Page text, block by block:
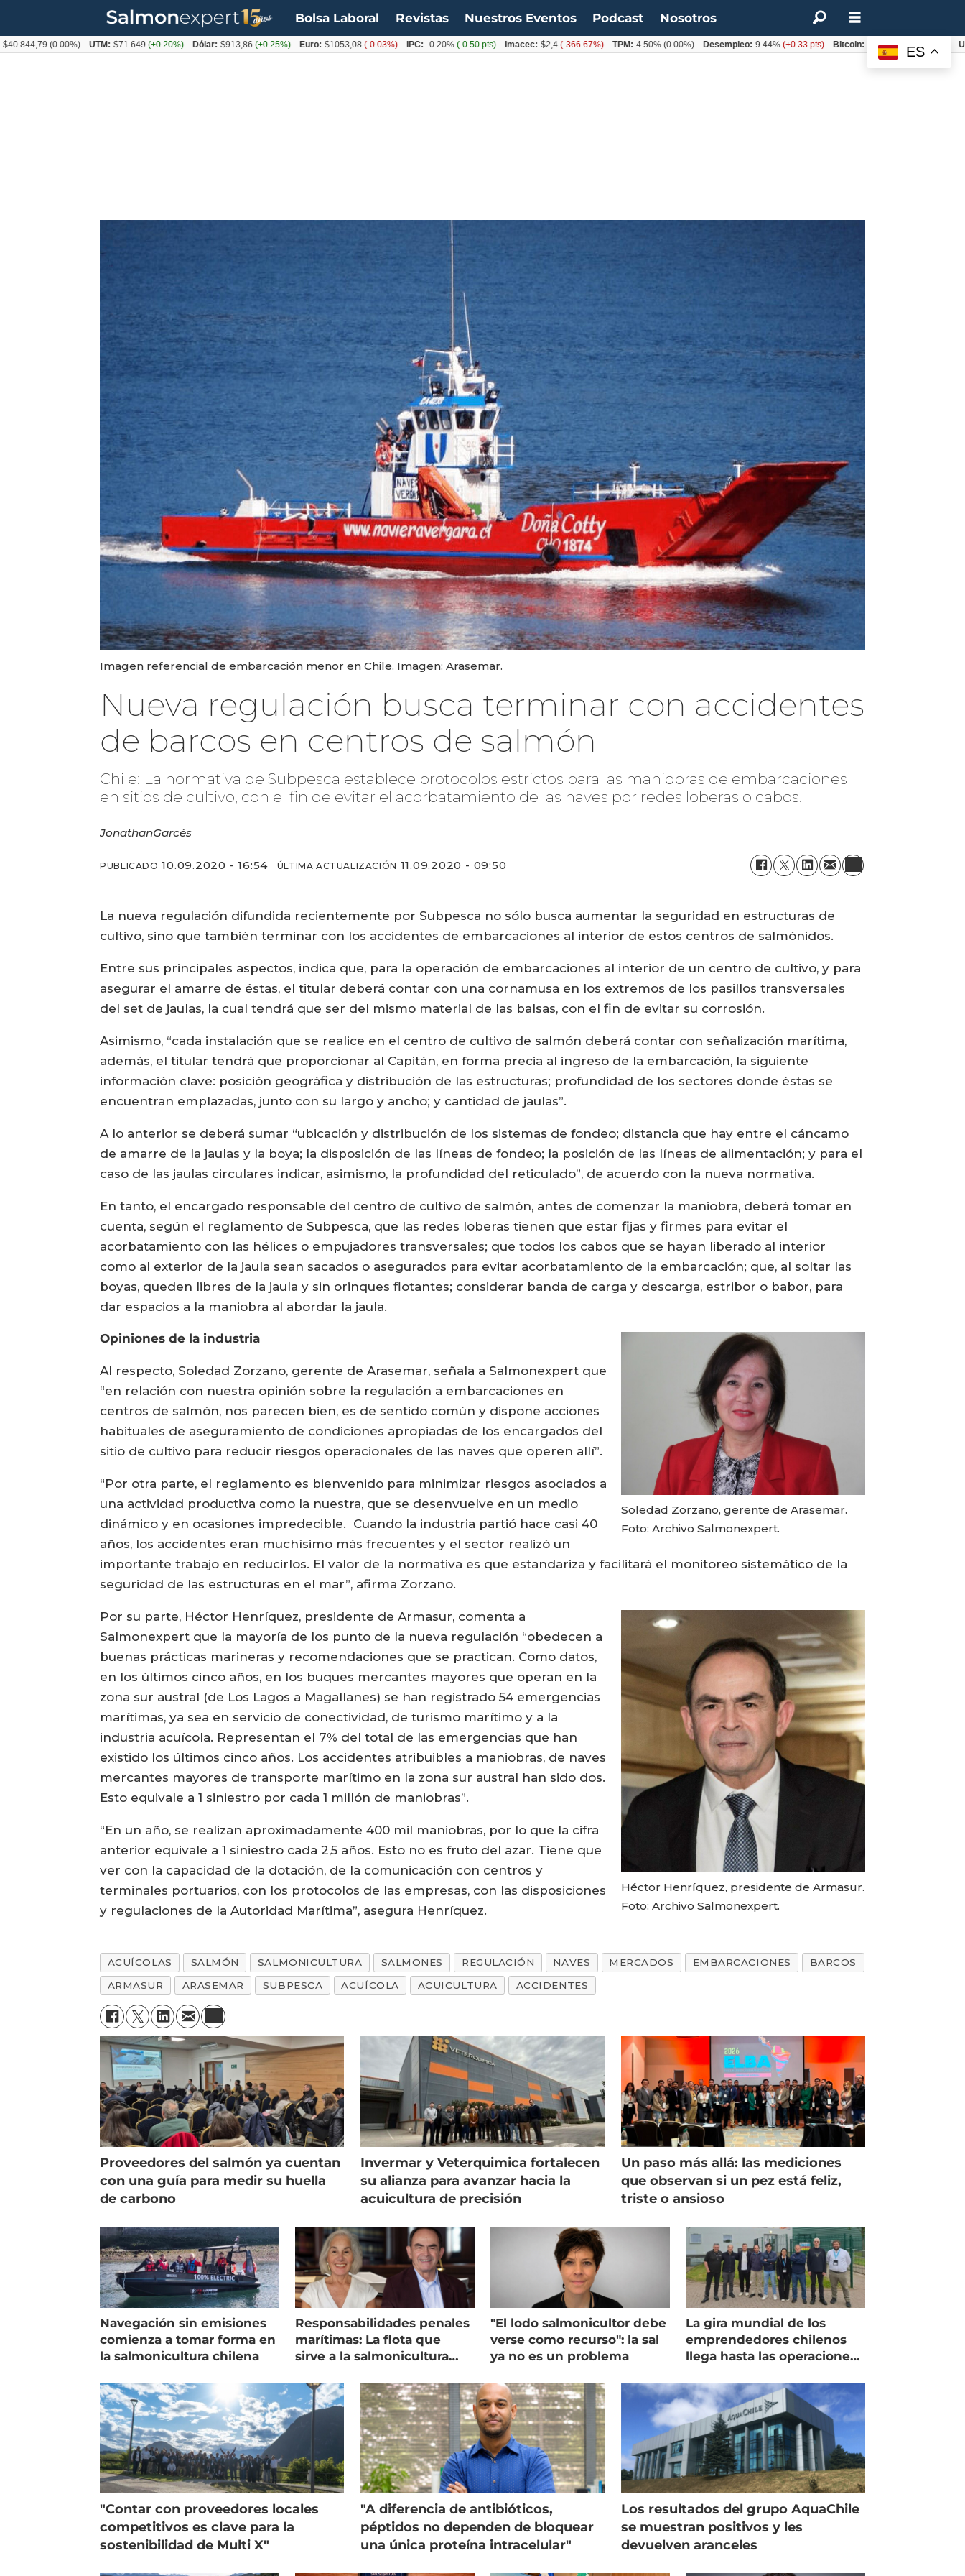
Bolsa Laboral Revistas Nuestros Eventos Podcast Nosotros
Imagen referencial de embarcación menor en Chile. Imagen: Arasemar.
Nueva regulación busca terminar con accidentes
de barcos en centros de salmón
Chile: La normativa de Subpesca establece protocolos estrictos para las maniobras de embarcaciones
en sitios de cultivo, con el fin de evitar el acorbatamiento de las naves por redes loberas o cabos.
JonathanGarcés
PUBLICADO 10.09.2020 - 16:54 ÚLTIMA ACTUALIZACIÓN 11.09.2020 - 09:50
La nueva regulación difundida recientemente por Subpesca no sólo busca aumentar la seguridad en estructuras de
cultivo, sino que también terminar con los accidentes de embarcaciones al interior de estos centros de salmónidos.
Entre sus principales aspectos, indica que, para la operación de embarcaciones al interior de un centro de cultivo, y para
asegurar el amarre de éstas, el titular deberá contar con una cornamusa en los extremos de los pasillos transversales
del set de jaulas, la cual tendrá que ser del mismo material de las balsas, con el fin de evitar su corrosión.
Asimismo, “cada instalación que se realice en el centro de cultivo de salmón deberá contar con señalización marítima,
además, el titular tendrá que proporcionar al Capitán, en forma precia al ingreso de la embarcación, la siguiente
información clave: posición geográfica y distribución de las estructuras; profundidad de los sectores donde éstas se
encuentran emplazadas, junto con su largo y ancho; y cantidad de jaulas”.
A lo anterior se deberá sumar “ubicación y distribución de los sistemas de fondeo; distancia que hay entre el cáncamo
de amarre de la jaulas y la boya; la disposición de las líneas de fondeo; la posición de las líneas de alimentación; y para el
caso de las jaulas circulares indicar, asimismo, la profundidad del reticulado”, de acuerdo con la nueva normativa.
En tanto, el encargado responsable del centro de cultivo de salmón, antes de comenzar la maniobra, deberá tomar en
cuenta, según el reglamento de Subpesca, que las redes loberas tienen que estar fijas y firmes para evitar el
acorbatamiento con las hélices o empujadores transversales; que todos los cabos que se hayan liberado al interior
como al exterior de la jaula sean sacados o asegurados para evitar acorbatamiento de la embarcación; que, al soltar las
boyas, queden libres de la jaula y sin orinques flotantes; considerar banda de carga y descarga, estribor o babor, para
dar espacios a la maniobra al abordar la jaula.
Soledad Zorzano, gerente de Arasemar.
Foto: Archivo Salmonexpert.
Opiniones de la industria
Al respecto, Soledad Zorzano, gerente de Arasemar, señala a Salmonexpert que
“en relación con nuestra opinión sobre la regulación a embarcaciones en
centros de salmón, nos parecen bien, es de sentido común y dispone acciones
habituales de aseguramiento de condiciones apropiadas de los encargados del
sitio de cultivo para reducir riesgos operacionales de las naves que operen allí”.
“Por otra parte, el reglamento es bienvenido para minimizar riesgos asociados a
una actividad productiva como la nuestra, que se desenvuelve en un medio
dinámico y en ocasiones impredecible. Cuando la industria partió hace casi 40
años, los accidentes eran muchísimo más frecuentes y el sector realizó un
importante trabajo en reducirlos. El valor de la normativa es que estandariza y facilitará el monitoreo sistemático de la
seguridad de las estructuras en el mar”, afirma Zorzano.
Héctor Henríquez, presidente de Armasur.
Foto: Archivo Salmonexpert.
Por su parte, Héctor Henríquez, presidente de Armasur, comenta a
Salmonexpert que la mayoría de los punto de la nueva regulación “obedecen a
buenas prácticas marineras y recomendaciones que se practican. Como datos,
en los últimos cinco años, en los buques mercantes mayores que operan en la
zona sur austral (de Los Lagos a Magallanes) se han registrado 54 emergencias
marítimas, ya sea en servicio de conectividad, de turismo marítimo y a la
industria acuícola. Representan el 7% del total de las emergencias que han
existido los últimos cinco años. Los accidentes atribuibles a maniobras, de naves
mercantes mayores de transporte marítimo en la zona sur austral han sido dos.
Esto equivale a 1 siniestro por cada 1 millón de maniobras”.
“En un año, se realizan aproximadamente 400 mil maniobras, por lo que la cifra
anterior equivale a 1 siniestro cada 2,5 años. Esto no es fruto del azar. Tiene que
ver con la capacidad de la dotación, de la comunicación con centros y
terminales portuarios, con los protocolos de las empresas, con las disposiciones
y regulaciones de la Autoridad Marítima”, asegura Henríquez.
ACUÍCOLAS SALMÓN SALMONICULTURA SALMONES REGULACIÓN NAVES MERCADOS EMBARCACIONES
BARCOS
ARMASUR
ARASEMAR SUBPESCA ACUÍCOLA ACUICULTURA ACCIDENTES
Proveedores del salmón ya cuentan
con una guía para medir su huella
de carbono
Invermar y Veterquimica fortalecen
su alianza para avanzar hacia la
acuicultura de precisión
Un paso más allá: las mediciones
que observan si un pez está feliz,
triste o ansioso
Navegación sin emisiones
comienza a tomar forma en
la salmonicultura chilena
Responsabilidades penales
marítimas: La flota que
sirve a la salmonicultura
"El lodo salmonicultor debe
verse como recurso": la sal
ya no es un problema
La gira mundial de los
emprendedores chilenos
llega hasta las operaciones
"Contar con proveedores locales
competitivos es clave para la
sostenibilidad de Multi X"
"A diferencia de antibióticos,
péptidos no dependen de bloquear
una única proteína intracelular"
Los resultados del grupo AquaChile
se muestran positivos y les
devuelven aranceles
ES
(0.00%) UTM: $71.649(+0.20%) Dólar: $913,86(+0.25%) Euro: $1053,08(-0.03%) IPC: -0.20%(-0.50 pts) Imacec: $2,4(-366.67%) TPM: 4.50% (0.00%) Desempleo: 9.44% (+0.33 pts) Bitcoin: $64.600,08(+2.93%)